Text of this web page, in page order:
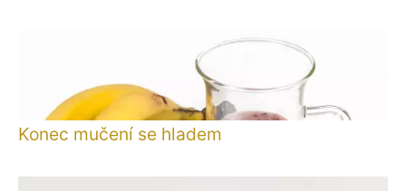
Konec mučení se hladem